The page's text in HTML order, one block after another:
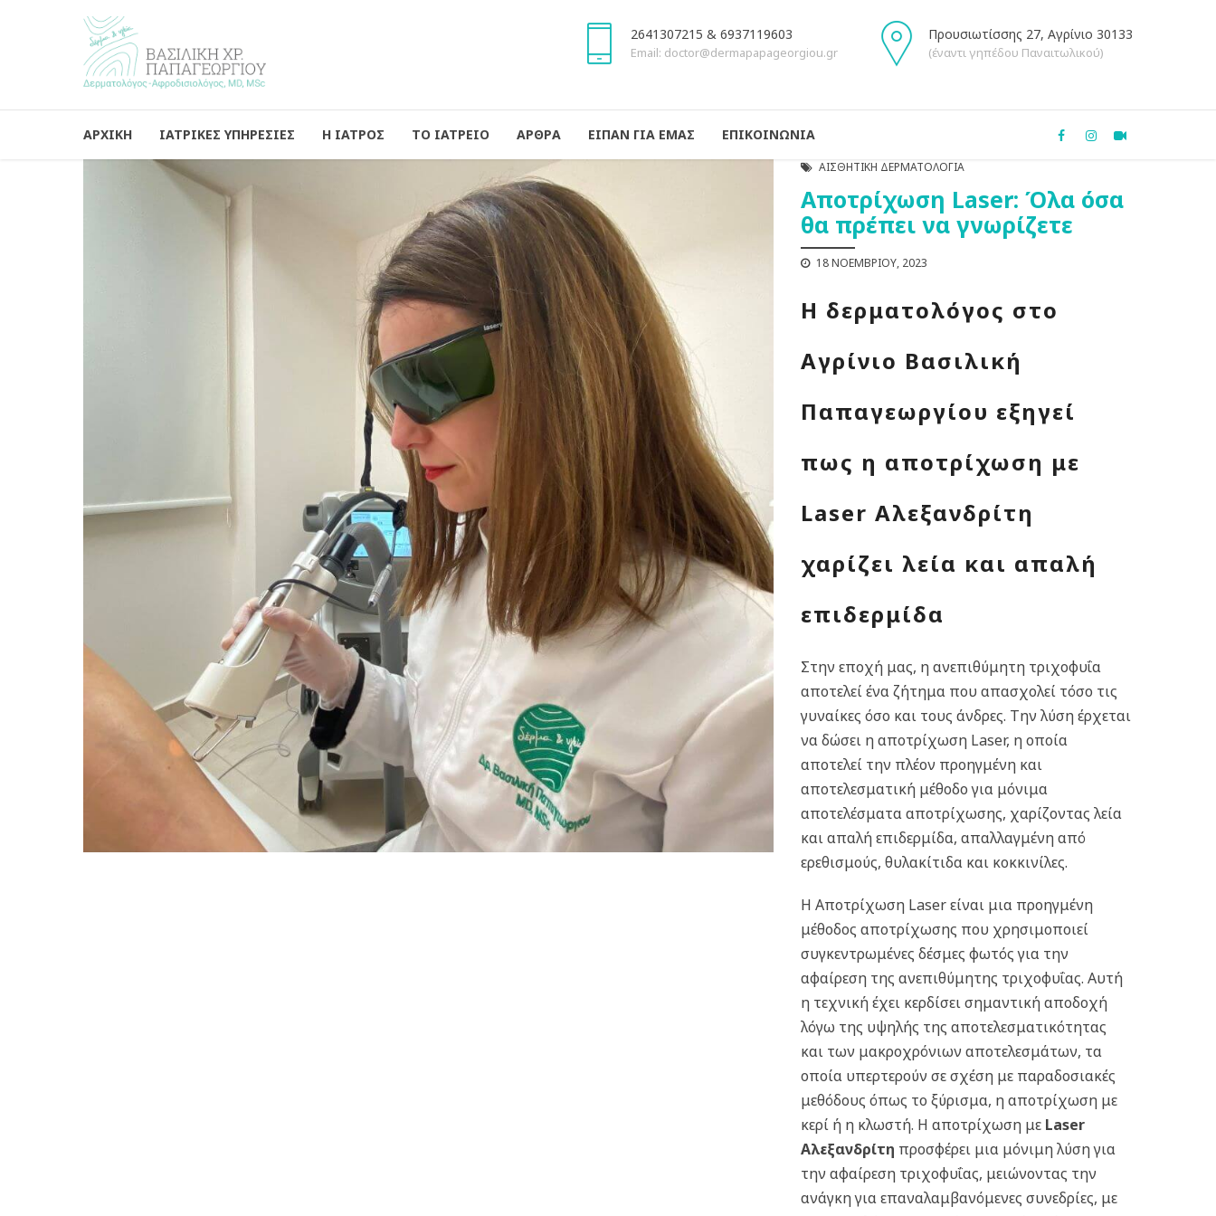
2641307215 & 6937119603
Email: doctor@dermapapageorgiou.gr
Προυσιωτίσσης 27, Αγρίνιο 30133
(έναντι γηπέδου Παναιτωλικού)
ΑΡΧΙΚΗ ΙΑΤΡΙΚΕΣ ΥΠΗΡΕΣΙΕΣ Η ΙΑΤΡΟΣ ΤΟ ΙΑΤΡΕΙΟ ΑΡΘΡΑ ΕΙΠΑΝ ΓΙΑ ΕΜΑΣ ΕΠΙΚΟΙΝΩΝΙΑ
ΑΙΣΘΗΤΙΚΉ ΔΕΡΜΑΤΟΛΟΓΊΑ
Aποτρίχωση Laser: Όλα όσα
θα πρέπει να γνωρίζετε
18 ΝΟΕΜΒΡΊΟΥ, 2023
Η δερματολόγος στο
Αγρίνιο Βασιλική
Παπαγεωργίου εξηγεί
πως η αποτρίχωση με
Laser Αλεξανδρίτη
χαρίζει λεία και απαλή
επιδερμίδα
Στην εποχή μας, η ανεπιθύμητη τριχοφυΐα
αποτελεί ένα ζήτημα που απασχολεί τόσο τις
γυναίκες όσο και τους άνδρες. Την λύση έρχεται
να δώσει η αποτρίχωση Laser, η οποία
αποτελεί την πλέον προηγμένη και
αποτελεσματική μέθοδο για μόνιμα
αποτελέσματα αποτρίχωσης, χαρίζοντας λεία
και απαλή επιδερμίδα, απαλλαγμένη από
ερεθισμούς, θυλακίτιδα και κοκκινίλες.
Η Aποτρίχωση Laser είναι μια προηγμένη
μέθοδος αποτρίχωσης που χρησιμοποιεί
συγκεντρωμένες δέσμες φωτός για την
αφαίρεση της ανεπιθύμητης τριχοφυΐας. Αυτή
η τεχνική έχει κερδίσει σημαντική αποδοχή
λόγω της υψηλής της αποτελεσματικότητας
και των μακροχρόνιων αποτελεσμάτων, τα
οποία υπερτερούν σε σχέση με παραδοσιακές
μεθόδους όπως το ξύρισμα, η αποτρίχωση με
κερί ή η κλωστή. Η αποτρίχωση με Laser
Αλεξανδρίτη προσφέρει μια μόνιμη λύση για
την αφαίρεση τριχοφυΐας, μειώνοντας την
ανάγκη για επαναλαμβανόμενες συνεδρίες, με